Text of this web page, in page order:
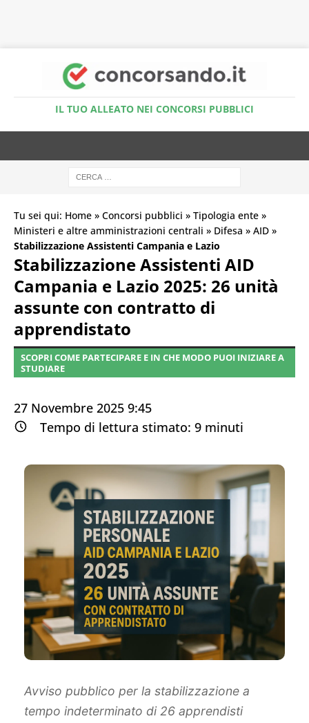
IL TUO ALLEATO NEI CONCORSI PUBBLICI
Tu sei qui: Home » Concorsi pubblici » Tipologia ente »
Ministeri e altre amministrazioni centrali » Difesa » AID »
Stabilizzazione Assistenti Campania e Lazio
Stabilizzazione Assistenti AID
Campania e Lazio 2025: 26 unità
assunte con contratto di
apprendistato
SCOPRI COME PARTECIPARE E IN CHE MODO PUOI INIZIARE A
STUDIARE
27 Novembre 2025 9:45
Tempo di lettura stimato: 9 minuti
Avviso pubblico per la stabilizzazione a
tempo indeterminato di 26 apprendisti